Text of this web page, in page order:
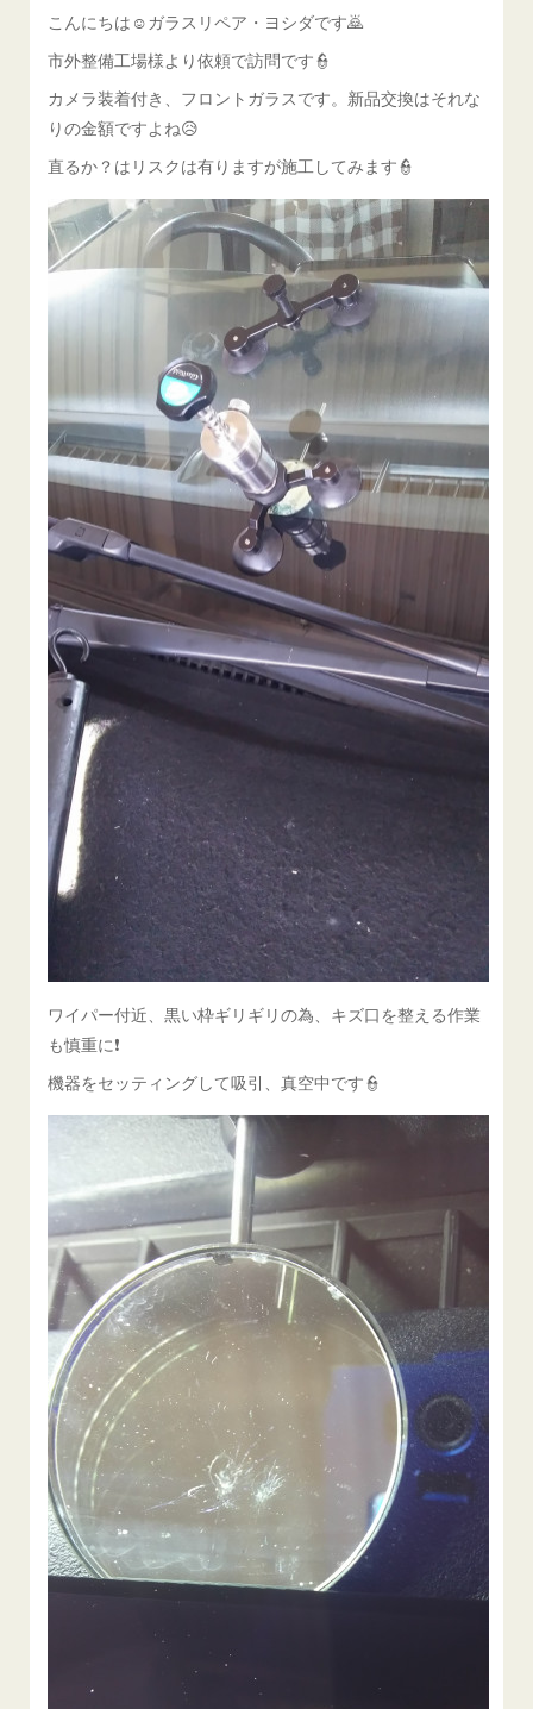
こんにちは☺ガラスリペア・ヨシダです🙇
市外整備工場様より依頼で訪問です👮
カメラ装着付き、フロントガラスです。新品交換はそれな
りの金額ですよね😥
直るか？はリスクは有りますが施工してみます👮
ワイパー付近、黒い枠ギリギリの為、キズ口を整える作業
も慎重に❗
機器をセッティングして吸引、真空中です👮